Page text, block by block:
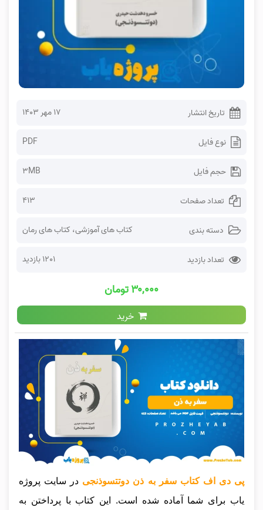
تاریخ انتشار ۱۷ مهر ۱۴۰۳
نوع فایل PDF
حجم فایل 3MB
تعداد صفحات 413
دسته بندی کتاب های آموزشی، کتاب های رمان
تعداد بازدید 1201 بازدید
۳۰,۰۰۰ تومان
خرید
پی دی اف کتاب سفر به ذن دوتتسوذنجی در سایت پروژه
یاب برای شما آماده شده است. این کتاب با پرداختن به